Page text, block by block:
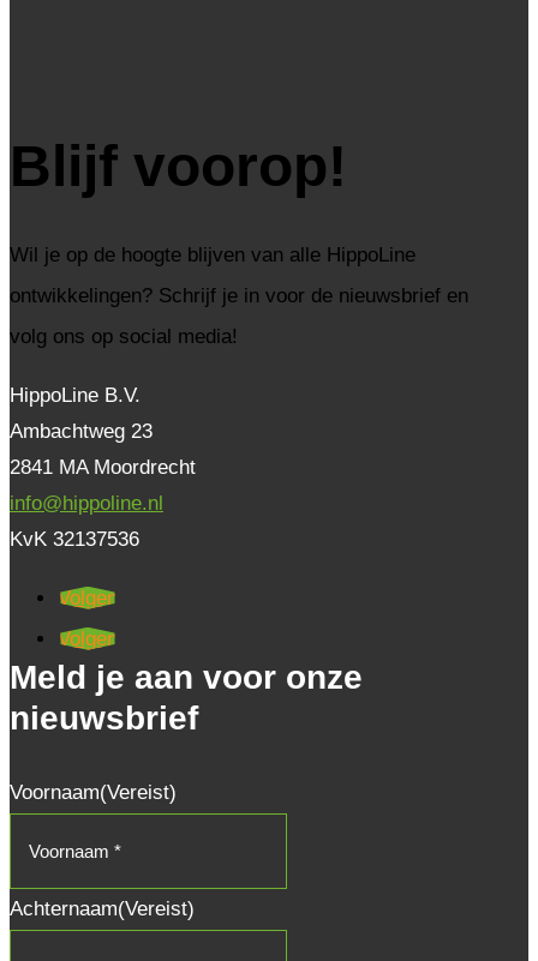
Blijf voorop!
Wil je op de hoogte blijven van alle HippoLine
ontwikkelingen? Schrijf je in voor de nieuwsbrief en
volg ons op social media!
HippoLine B.V.
Ambachtweg 23
2841 MA Moordrecht
info@hippoline.nl
KvK 32137536
Volgen
Volgen
Meld je aan voor onze
nieuwsbrief
Voornaam(Vereist)
Achternaam(Vereist)